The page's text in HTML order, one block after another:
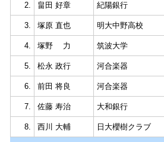
2. 畠田 好章 紀陽銀行
3. 塚原 直也 明大中野高校
4. 塚野 力 筑波大学
5. 松永 政行 河合楽器
6. 前田 将良 河合楽器
7. 佐藤 寿治 大和銀行
8. 西川 大輔 日大櫻樹クラブ